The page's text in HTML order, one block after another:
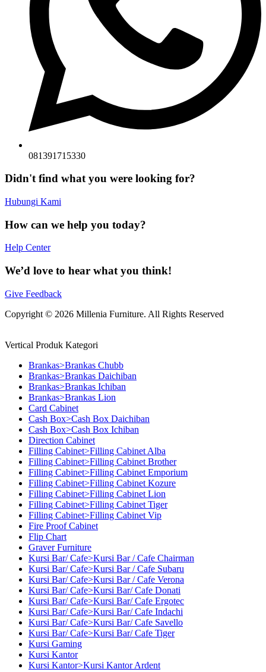
081391715330
Didn't find what you were looking for?
Hubungi Kami
How can we help you today?
Help Center
We’d love to hear what you think!
Give Feedback
Copyright © 2026 Millenia Furniture. All Rights Reserved
Vertical Produk Kategori
Brankas>Brankas Chubb
Brankas>Brankas Daichiban
Brankas>Brankas Ichiban
Brankas>Brankas Lion
Card Cabinet
Cash Box>Cash Box Daichiban
Cash Box>Cash Box Ichiban
Direction Cabinet
Filling Cabinet>Filling Cabinet Alba
Filling Cabinet>Filling Cabinet Brother
Filling Cabinet>Filling Cabinet Emporium
Filling Cabinet>Filling Cabinet Kozure
Filling Cabinet>Filling Cabinet Lion
Filling Cabinet>Filling Cabinet Tiger
Filling Cabinet>Filling Cabinet Vip
Fire Proof Cabinet
Flip Chart
Graver Furniture
Kursi Bar/ Cafe>Kursi Bar / Cafe Chairman
Kursi Bar/ Cafe>Kursi Bar / Cafe Subaru
Kursi Bar/ Cafe>Kursi Bar / Cafe Verona
Kursi Bar/ Cafe>Kursi Bar/ Cafe Donati
Kursi Bar/ Cafe>Kursi Bar/ Cafe Ergotec
Kursi Bar/ Cafe>Kursi Bar/ Cafe Indachi
Kursi Bar/ Cafe>Kursi Bar/ Cafe Savello
Kursi Bar/ Cafe>Kursi Bar/ Cafe Tiger
Kursi Gaming
Kursi Kantor
Kursi Kantor>Kursi Kantor Ardent